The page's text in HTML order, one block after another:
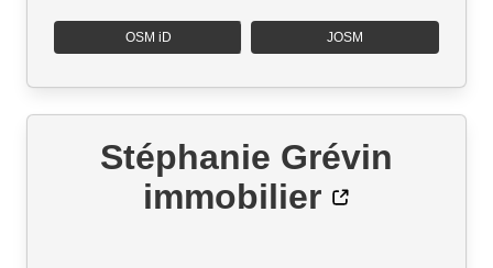
OSM iD JOSM
Stéphanie Grévin
immobilier